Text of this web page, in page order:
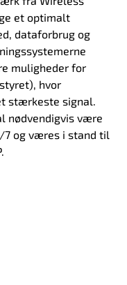
et optimalt
dataforbrug og
muligheder for
hvor
stærkeste signal.
nødvendigvis være
7 og væres i stand til